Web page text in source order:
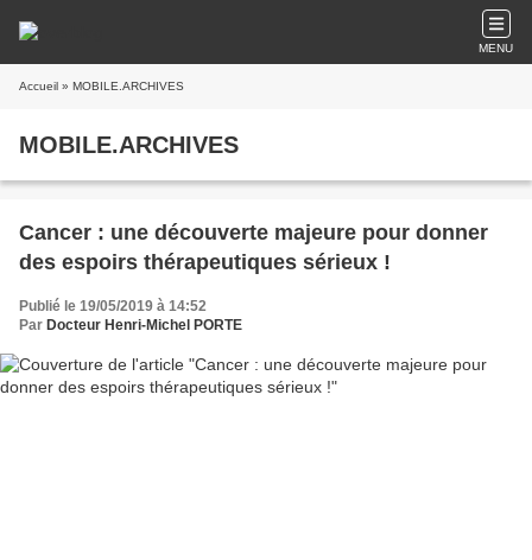
MENU
Accueil » MOBILE.ARCHIVES
MOBILE.ARCHIVES
Cancer : une découverte majeure pour donner
des espoirs thérapeutiques sérieux !
Publié le 19/05/2019 à 14:52
Par Docteur Henri-Michel PORTE